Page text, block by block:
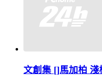
文創集 []馬加柏 淺